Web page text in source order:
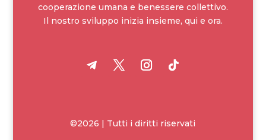
cooperazione umana e benessere collettivo.
Il nostro sviluppo inizia insieme, qui e ora.
©2026 | Tutti i diritti riservati